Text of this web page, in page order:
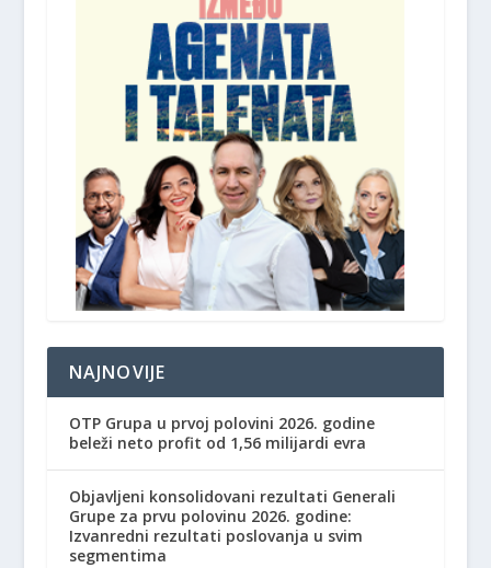
NAJNOVIJE
OTP Grupa u prvoj polovini 2026. godine
beleži neto profit od 1,56 milijardi evra
Objavljeni konsolidovani rezultati Generali
Grupe za prvu polovinu 2026. godine:
Izvanredni rezultati poslovanja u svim
segmentima